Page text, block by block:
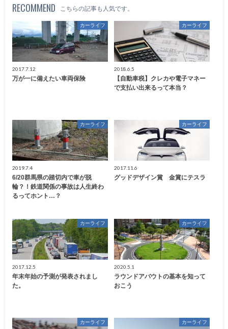
RECOMMEND こちらの記事も人気です。
カーライフ
2017.7.12
万が一に備えたい車両保険
カーライフ
2018.6.5
【自動車税】クレカや電子マネー
で支払い出来るって本当？
カーライフ
2019.7.4
6/20群馬県の踏切内で車が脱
輪？！鉄道関係の事故は人生終わ
るってホント…？
カーライフ
2017.11.6
グッドデザイン賞 金賞にテスラ
カーライフ
2017.12.5
年末年始の予測が発表されまし
た。
カーライフ
2020.5.1
ラウンドアバウトの基本を知って
おこう
カーライフ カーライフ